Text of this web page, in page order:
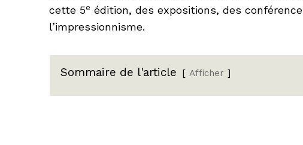
cette 5e édition, des expositions, des
l’impressionnisme.
Sommaire de l'article Afficher